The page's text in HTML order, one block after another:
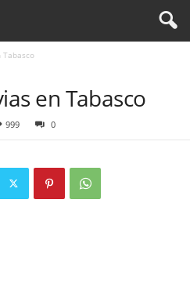
Tabasco
en Tabasco
999 0